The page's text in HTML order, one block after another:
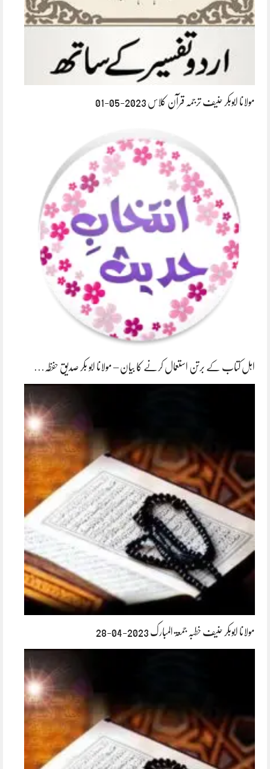
مولانا ابوبکر حنیف ترجمہ قرآن کلاس 2023-05-01
اہل کتاب کے برتن استعمال کرنے کا بیان – مولانا ابو بکر صدیق حفظہ…
مولانا ابوبکر حنیف خطبہ جمعۃ المبارک 2023-04-28